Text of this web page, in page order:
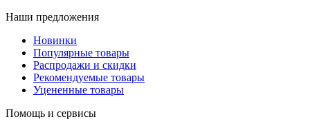
Наши предложения
Новинки
Популярные товары
Распродажи и скидки
Рекомендуемые товары
Уцененные товары
Помощь и сервисы